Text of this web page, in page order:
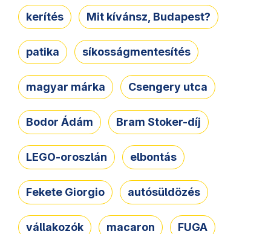
kerítés Mit kívánsz, Budapest?
patika síkosságmentesítés
magyar márka Csengery utca
Bodor Ádám Bram Stoker-díj
LEGO-oroszlán elbontás
Fekete Giorgio autósüldözés
vállakozók macaron FUGA